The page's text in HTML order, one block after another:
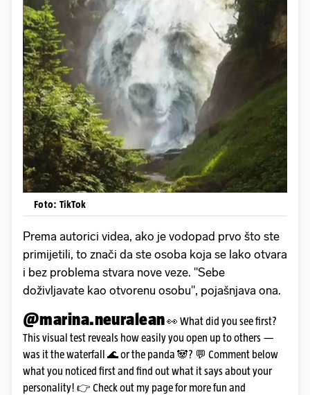
Foto: TikTok
Prema autorici videa, ako je vodopad prvo što ste
primijetili, to znači da ste osoba koja se lako otvara
i bez problema stvara nove veze. "Sebe
doživljavate kao otvorenu osobu", pojašnjava ona.
@marina.neuralean👀 What did you see first?
This visual test reveals how easily you open up to others —
was it the waterfall 🌊 or the panda 🐼? 💬 Comment below
what you noticed first and find out what it says about your
personality! 👉 Check out my page for more fun and